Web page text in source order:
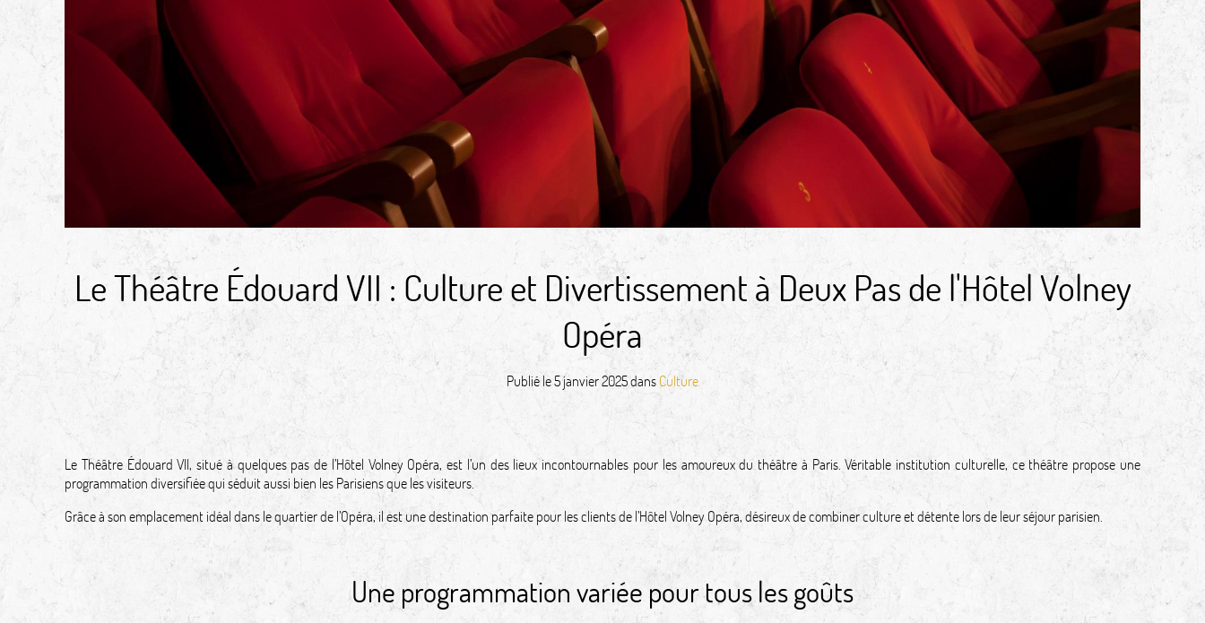
Le Théâtre Édouard VII : Culture et Divertissement à Deux Pas de l'Hôtel Volney
Opéra
Publié le5 janvier 2025dansCulture
Le Théâtre Édouard VII, situé à quelques pas de l’Hôtel Volney Opéra, est l’un des lieux incontournables pour les amoureux du théâtre à Paris. Véritable institution culturelle, ce théâtre propose une
programmation diversifiée qui séduit aussi bien les Parisiens que les visiteurs.
Grâce à son emplacement idéal dans le quartier de l’Opéra, il est une destination parfaite pour les clients de l’Hôtel Volney Opéra, désireux de combiner culture et détente lors de leur séjour parisien.
Une programmation variée pour tous les goûts